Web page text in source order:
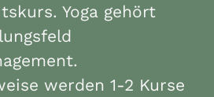
Yoga gehört
werden 1-2 Kurse